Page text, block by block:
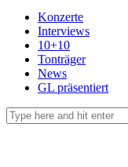
Konzerte
Interviews
10+10
Tonträger
News
GL präsentiert